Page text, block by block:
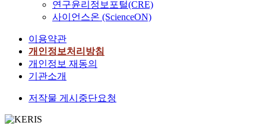
연구윤리정보포털(CRE)
사이언스온 (ScienceON)
이용약관
개인정보처리방침
개인정보 재동의
기관소개
저작물 게시중단요청